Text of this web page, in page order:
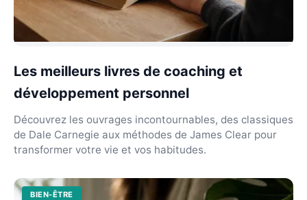
Les meilleurs livres de coaching et
développement personnel
Découvrez les ouvrages incontournables, des classiques
de Dale Carnegie aux méthodes de James Clear pour
transformer votre vie et vos habitudes.
BIEN-ÊTRE